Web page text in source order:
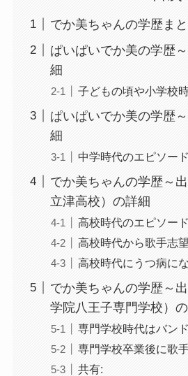
でか美ちゃんの学歴ま
ぱいぱいでか美の学歴
細
子どもの頃や小学校
ぱいぱいでか美の学歴
細
中学時代のエピソード
でか美ちゃんの学歴～
立津高校）の詳細
高校時代のエピソード
高校時代から歌手志
高校時代にうつ病に
でか美ちゃんの学歴～
学院八王子専門学校）
専門学校時代はバン
専門学校卒業後に歌
共有: